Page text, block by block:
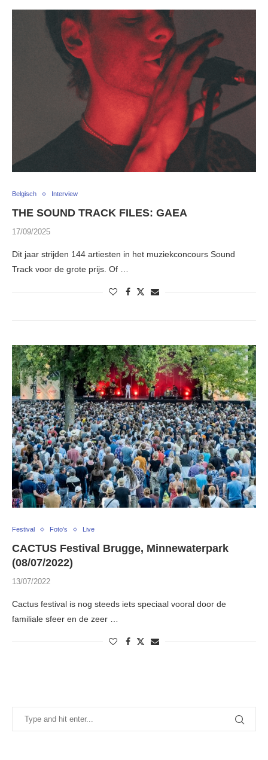
Belgisch Interview
THE SOUND TRACK FILES: GAEA
17/09/2025
Dit jaar strijden 144 artiesten in het muziekconcours Sound
Track voor de grote prijs. Of …
Festival Foto's Live
CACTUS Festival Brugge, Minnewaterpark
(08/07/2022)
13/07/2022
Cactus festival is nog steeds iets speciaal vooral door de
familiale sfeer en de zeer …